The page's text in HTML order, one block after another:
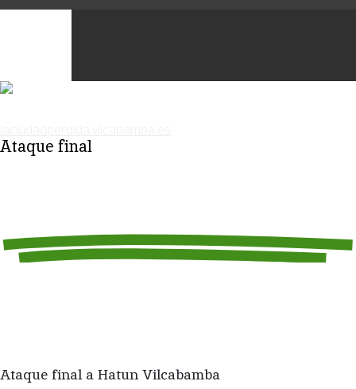
Ataque final
Ataque final a Hatun Vilcabamba